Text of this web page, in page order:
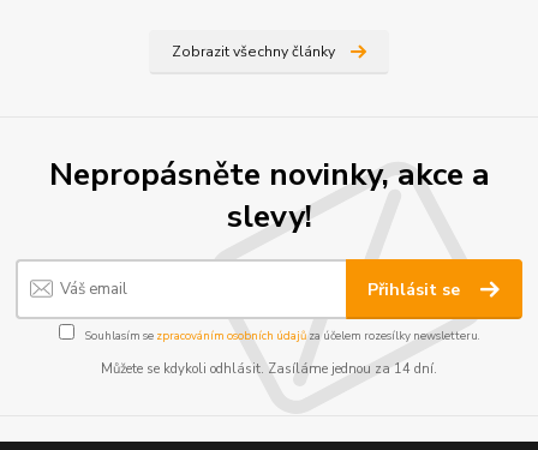
Zobrazit všechny články
Nepropásněte novinky, akce a
slevy!
Přihlásit se
Souhlasím se zpracováním osobních údajůza účelem rozesílky newsletteru.
Můžete se kdykoli odhlásit. Zasíláme jednou za 14 dní.